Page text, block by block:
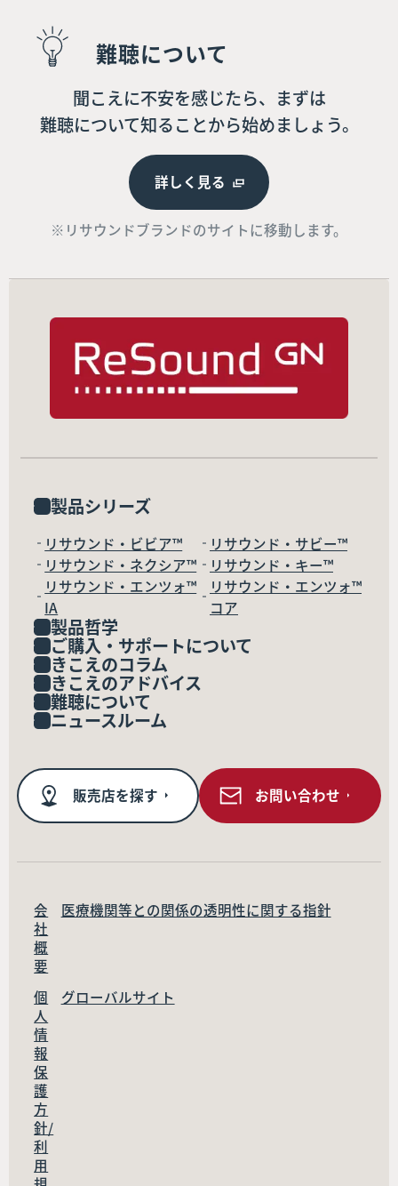
難聴について
聞こえに不安を感じたら、まずは
難聴について知ることから始めましょう。
詳しく見る
※リサウンドブランドのサイトに移動します。
製品シリーズ
リサウンド・ビビア™
リサウンド・サビー™
リサウンド・ネクシア™
リサウンド・キー™
リサウンド・エンツォ™
IA
リサウンド・エンツォ™
コア
製品哲学
ご購入・サポートについて
きこえのコラム
きこえのアドバイス
難聴について
ニュースルーム
販売店を探す お問い合わせ
会
社
概
要
医療機関等との関係の透明性に関する指針
個
人
情
報
保
護
方
針/
利
用
グローバルサイト